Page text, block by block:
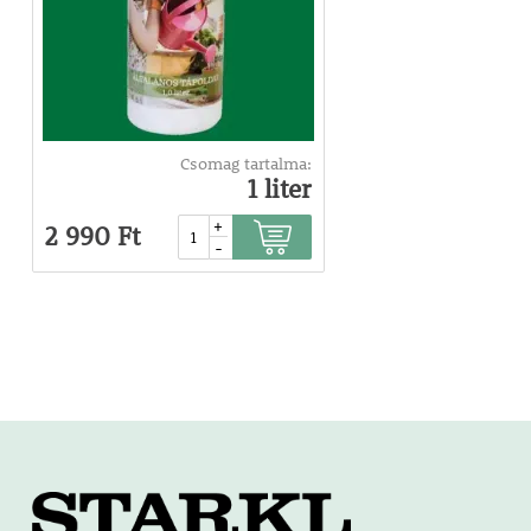
Csomag tartalma:
1 liter
2 990 Ft
+
-